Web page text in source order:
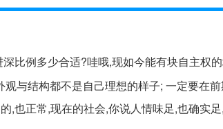
比例多少合适?哇哦,现如今能有块自主权
与结构都不是自己理想的样子; 一定要在
,也正常,现在的社会,你说人情味足,也确实